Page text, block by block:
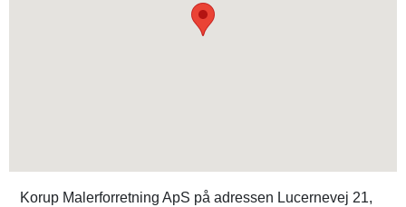
Korup Malerforretning ApS på adressen Lucernevej 21,